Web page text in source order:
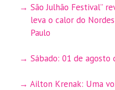
São Julhão Festival”
leva o calor do
Paulo
Sábado: 01 de agosto
Ailton Krenak: Uma